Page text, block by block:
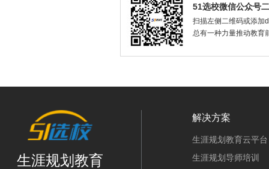
51选校微信公众号
扫描左侧二维码或添加
总有一种力量推动教育
生涯规划教育
解决方案
生涯规划教育云平台
生涯规划导师培训